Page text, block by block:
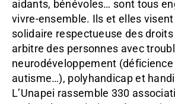
aidants, bénévoles… sont tous
vivre-ensemble. Ils et elles
solidaire respectueuse des
arbitre des personnes avec
neurodéveloppement
autisme…), polyhandicap et
L’Unapei rassemble 330